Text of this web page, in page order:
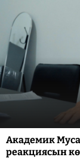
Академик
реакциясын